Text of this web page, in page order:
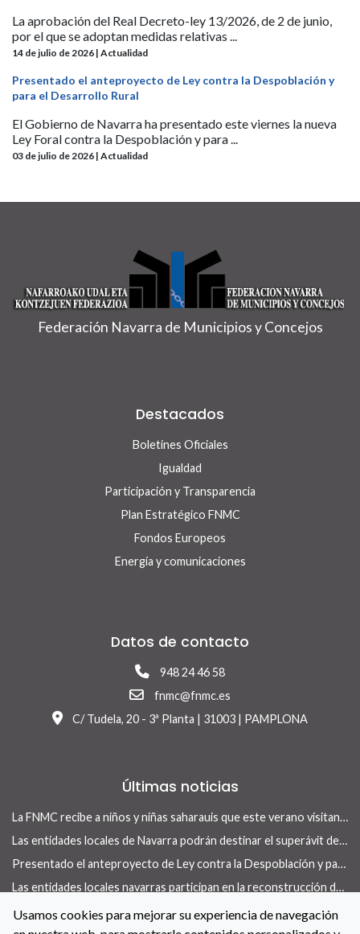
La aprobación del Real Decreto-ley 13/2026, de 2 de junio,
por el que se adoptan medidas relativas ...
14 de julio de 2026 | Actualidad
Presentado el anteproyecto de Ley contra la Despoblación y
para el Desarrollo Rural
El Gobierno de Navarra ha presentado este viernes la nueva
Ley Foral contra la Despoblación y para ...
03 de julio de 2026 | Actualidad
Federación Navarra de Municipios y Concejos
Destacados
Boletines Oficiales
Igualdad
Participación y Transparencia
Plan Estratégico FNMC
Fondos Europeos
Energía y comunicaciones
Datos de contacto
948 24 46 58
fnmc@fnmc.es
C/ Tudela, 20 - 3ª Planta | 31003 | PAMPLONA
Últimas noticias
La FNMC recibe a niños y niñas saharauis que este verano visitan Navarra con el programa Vacaciones en Paz
Las entidades locales de Navarra podrán destinar el superávit de 2025 a inversiones financieramente sostenibles tras la aprobación del Real Decreto-ley 13/2026
Presentado el anteproyecto de Ley contra la Despoblación y para el Desarrollo Rural
Las entidades locales navarras participan en la reconstrucción de infraestructuras dañadas por la DANA de 175 municipios valencianos
Usamos cookies para mejorar su experiencia de navegación